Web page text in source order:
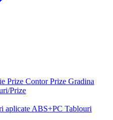
Prize ContorPrize Gradina
Prize
aplicate ABS+PC Tablouri